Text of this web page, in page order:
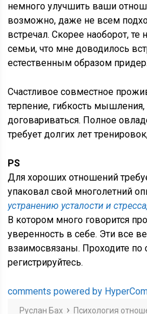
немного улучшить ваши
возможно, даже не всем
встречал. Скорее наоборот, те
семьи, что мне доводилось
естественным образом
Счастливое совместное
терпение, гибкость
договариваться. Полное
требует долгих лет
PS
Для хороших отношений
упаковал свой многолетний
устранению усталости и
В котором много говорится
уверенность в себе. Эти все
взаимосвязаны. Проходите по
регистрируйтесь.
comments powered by
Руслан Бах Психология